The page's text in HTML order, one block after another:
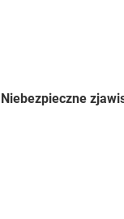
Niebezpieczne